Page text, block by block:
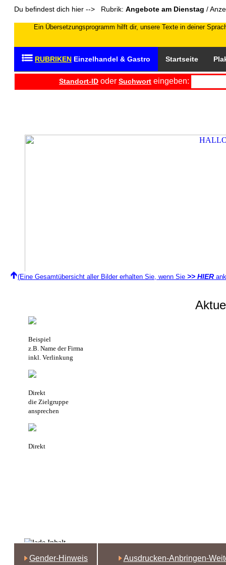
Du befindest dich hier --> Rubrik: Angebote am Dienstag /
Ein Übersetzungsprogramm hilft dir, unsere Texte in deiner
RUBRIKEN Einzelhandel & Gastro Startseite
Standort-ID oder Suchwort eingeben:
(Eine Gesamtübersicht aller Bilder erhalten Sie, wenn Sie >> HIER
Gender-Hinweis Ausdrucken-Anbringen-